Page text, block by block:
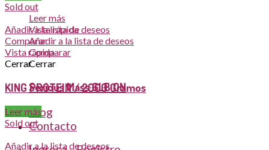
Leer más
Vista rápida
Añadir a la lista de deseos
Comparar
Cerrar
Serious Mass 6LB ON
Blog
Contacto
Sold out
Añadir a la lista de deseos
Comparar
Vista rápida
Cerrar
KING PROTEIN / 2000 Gramos
Leer más
Sold out
Añadir a la lista de deseos